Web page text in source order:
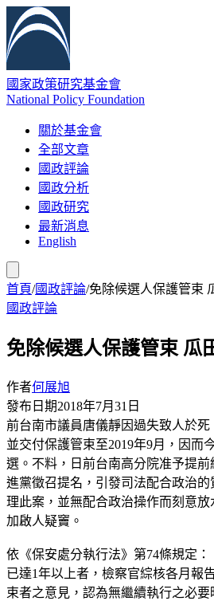
國家政策研究基金會
National Policy Foundation
關於基金會
全部文章
國政評論
國政分析
國政研究
最新消息
English
首頁/國政評論/免除候選人保護管束
國政評論
免除候選人保護管束 瓜
作者何展旭
發布日期2018年7月31日
前台南市議員唐儀靜因過失致人於死
並交付保護管束至2019年9月，因而
選。不料，日前台南高分院准予提
進黨徵召提名，引發司法配合政治
理此案，並無配合政治操作而刻意
加啟人疑竇。
依《保安處分執行法》第74條規定：
已達1年以上者，檢察官綜核各月報
束者之意見，認為無繼續執行之必